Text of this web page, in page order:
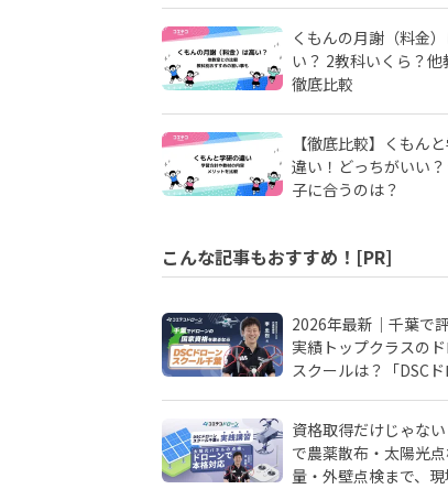
くもんの月謝（料金
い？ 2教科いくら？他
徹底比較
【徹底比較】くもん
違い！どっちがいい
子に合うのは？
こんな記事もおすすめ！[PR]
2026年最新｜千葉で
実績トップクラスの
スクールは？「DSC
資格取得だけじゃな
で農薬散布・太陽光
量・外壁点検まで、